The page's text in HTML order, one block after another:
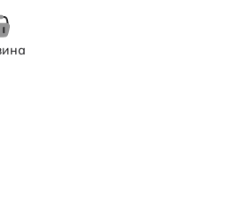
11 d110 х 10 мм